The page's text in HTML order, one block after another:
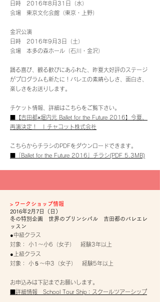
日時 2016年8月31日（水）
会場 東京文化会館（東京・上野）
金沢公演
日時 2016年9月3日（土）
会場 本多の森ホール（石川・金沢）
踊る喜び、観る歓びにあふれた、昨夏大好評のステージ
がプログラムも新たに！バレエの素晴らしさ、面白さ、
楽しさをお送りします。
チケット情報、詳細はこちらをご覧下さい。
■【吉田都×堀内元 Ballet for the Future 2016】今夏、
再演決定！ | チャコット株式会社
こちらからチラシのPDFをダウンロードできます。
■「Ballet for the Future 2016」チラシ(PDF 5.3MB)
​> ワークショップ情報
2016年2月7日（日）
冬の特別企画 世界のプリンシパル 吉田都のバレエレ
ッスン
●中級クラス
対象： 小1～小6（女子） 経験3年以上
●上級クラス
対象： 小５～中3（女子） 経験5年以上
お申込みは下記までお願いします。
■詳細情報 School Tour Ship：スクールツアーシップ